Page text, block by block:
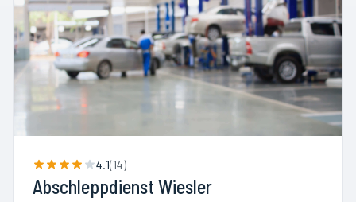
4.1(14)
Abschleppdienst Wiesler